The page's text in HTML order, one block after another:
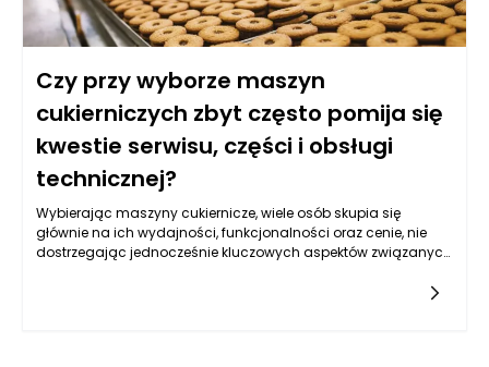
Czy przy wyborze maszyn
cukierniczych zbyt często pomija się
kwestie serwisu, części i obsługi
technicznej?
Wybierając maszyny cukiernicze, wiele osób skupia się
głównie na ich wydajności, funkcjonalności oraz cenie, nie
dostrzegając jednocześnie kluczowych aspektów związanych